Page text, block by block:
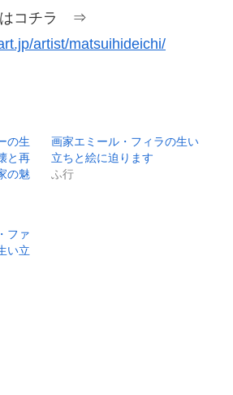
はコチラ ⇒
artist/matsuihideichi/
の生
と再
の魅
画家エミール・フィラの生い
立ちと絵に迫ります
ふ行
ファ
い立